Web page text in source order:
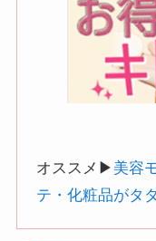
オススメ▶︎ 美容
テ・化粧品がタ